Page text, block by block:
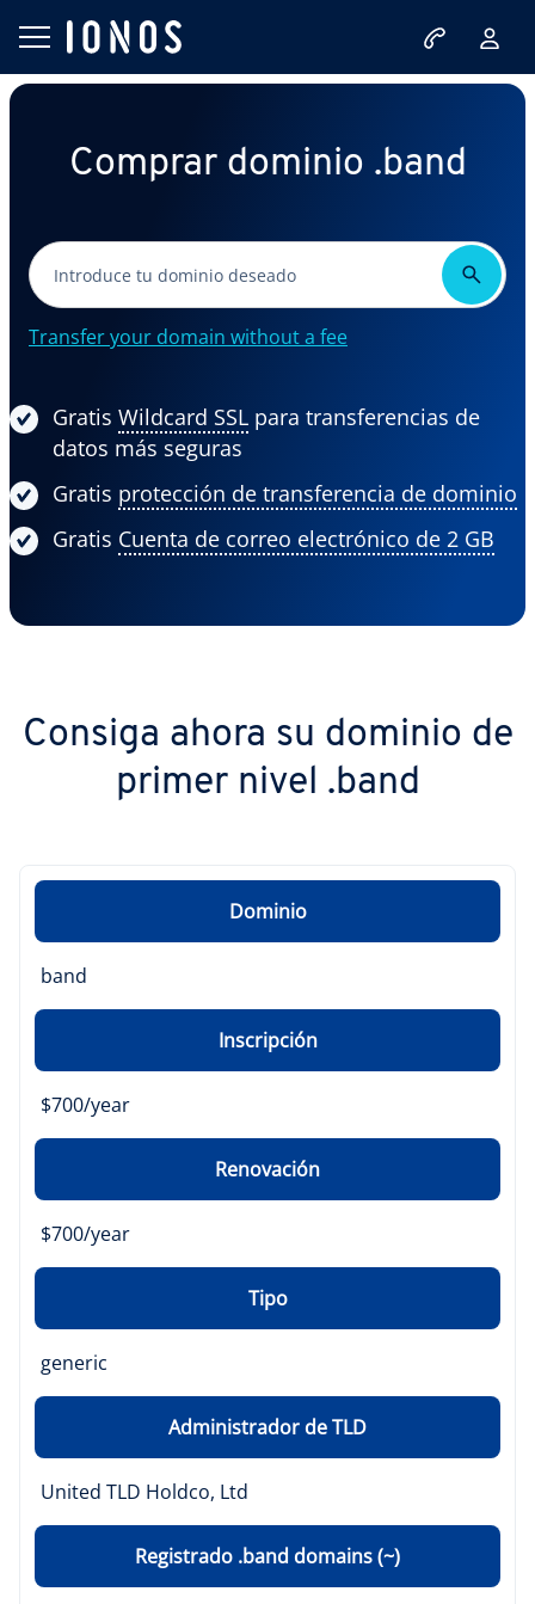
Comprar dominio .band
Transfer your domain without a fee
Gratis Wildcard SSL para transferencias de
datos más seguras
Gratis protección de transferencia de dominio
Gratis Cuenta de correo electrónico de 2 GB
Consiga ahora su dominio de
primer nivel .band
Dominio
band
Inscripción
$700/year
Renovación
$700/year
Tipo
generic
Administrador de TLD
United TLD Holdco, Ltd
Registrado .band domains (~)